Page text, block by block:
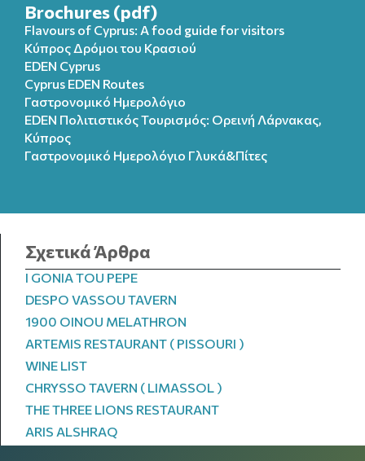
Brochures (pdf)
Flavours of Cyprus: A food guide for visitors
Κύπρος Δρόμοι του Κρασιού
EDEN Cyprus
Cyprus EDEN Routes
Γαστρονομικό Ημερολόγιο
EDEN Πολιτιστικός Τουρισμός: Ορεινή Λάρνακας,
Κύπρος
Γαστρονομικό Ημερολόγιo Γλυκά&Πίτες
Σχετικά Άρθρα
I GONIA TOU PEPE
DESPO VASSOU TAVERN
1900 OINOU MELATHRON
ARTEMIS RESTAURANT ( PISSOURI )
WINE LIST
CHRYSSO TAVERN ( LIMASSOL )
THE THREE LIONS RESTAURANT
ARIS ALSHRAQ